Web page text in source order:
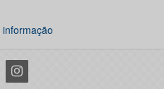
Instagram